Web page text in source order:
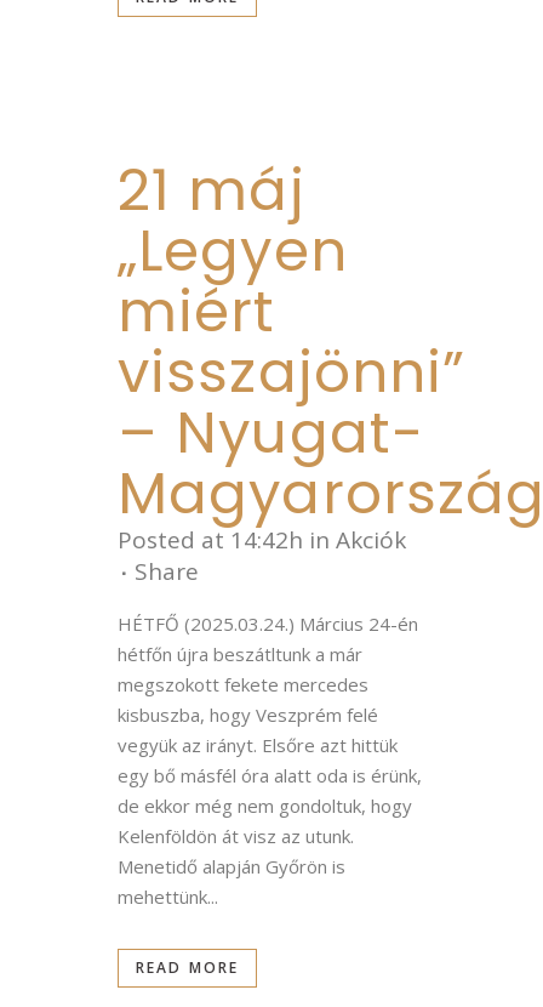
21 máj
„Legyen
miért
visszajönni”
– Nyugat-
Posted at 14:42h in Akciók
Share
HÉTFŐ (2025.03.24.) Március 24-én
hétfőn újra beszátltunk a már
megszokott fekete mercedes
kisbuszba, hogy Veszprém felé
vegyük az irányt. Elsőre azt hittük
egy bő másfél óra alatt oda is érünk,
de ekkor még nem gondoltuk, hogy
Kelenföldön át visz az utunk.
Menetidő alapján Győrön is
mehettünk...
READ MORE